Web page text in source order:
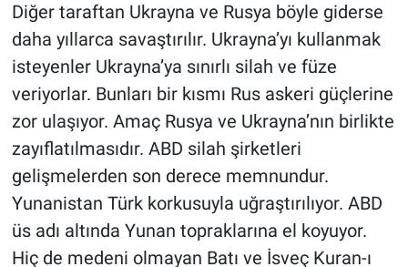
Diğer taraftan Ukrayna ve Rusya böyle giderse
daha yıllarca savaştırılır. Ukrayna’yı kullanmak
isteyenler Ukrayna’ya sınırlı silah ve füze
veriyorlar. Bunları bir kısmı Rus askeri güçlerine
zor ulaşıyor. Amaç Rusya ve Ukrayna’nın birlikte
zayıflatılmasıdır. ABD silah şirketleri
gelişmelerden son derece memnundur.
Yunanistan Türk korkusuyla uğraştırılıyor. ABD
üs adı altında Yunan topraklarına el koyuyor.
Hiç de medeni olmayan Batı ve İsveç Kuran-ı